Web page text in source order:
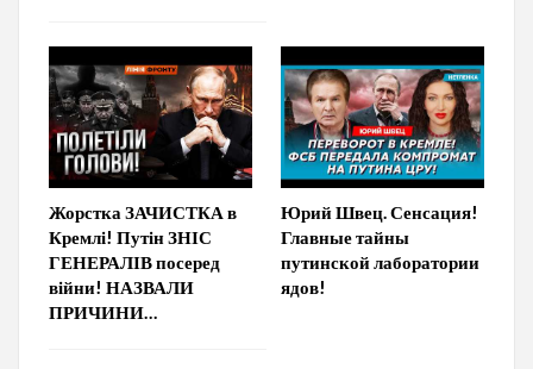
Жорстка ЗАЧИСТКА в
Кремлі! Путін ЗНІС
ГЕНЕРАЛІВ посеред
війни! НАЗВАЛИ
ПРИЧИНИ…
Юрий Швец. Сенсация!
Главные тайны
путинской лаборатории
ядов!